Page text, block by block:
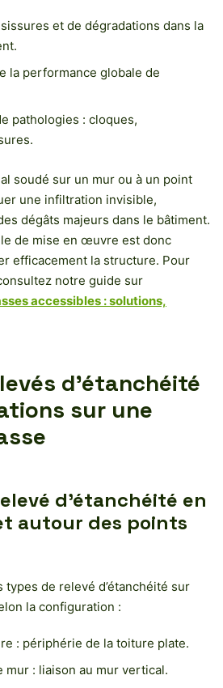
et de dégradations dans la
la performance globale de
pathologies : cloques,
soudé sur un mur ou à un point
une infiltration invisible,
dégâts majeurs dans le bâtiment.
de mise en œuvre est donc
efficacement la structure. Pour
notre guide sur
accessibles : solutions,
d’étanchéité
sur une
d’étanchéité en
autour des points
de relevé d’étanchéité sur
la configuration :
: périphérie de la toiture plate.
mur : liaison au mur vertical.